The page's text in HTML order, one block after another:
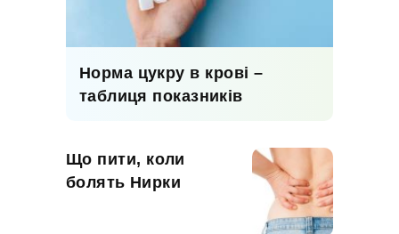
Норма цукру в крові –
таблиця показників
Що пити, коли
болять Нирки